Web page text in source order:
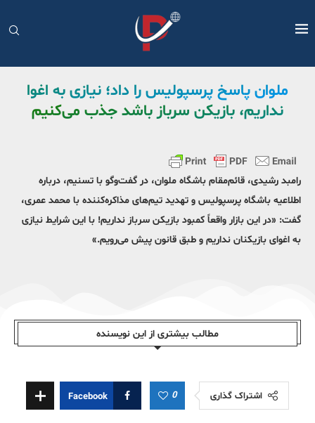
ملوان پاسخ پرسپولیس را داد؛ نیازی به اغوا
نداریم، بازیکن سرباز باشد جذب می‌کنیم
رامبد رشیدی، قائم‌مقام باشگاه ملوان، در گفت‌وگو با تسنیم، درباره
اطلاعیه باشگاه پرسپولیس و تهدید تیم‌های مذاکره‌کننده با محمد عمری،
گفت: «در این بازار واقعاً کمبود بازیکن سرباز نداریم! با این شرایط نیازی
به اغوای بازیکنان نداریم و طبق قانون پیش می‌رویم.»
مطالب بیشتری از این نویسندە
اشتراک گذاری 0
Facebook